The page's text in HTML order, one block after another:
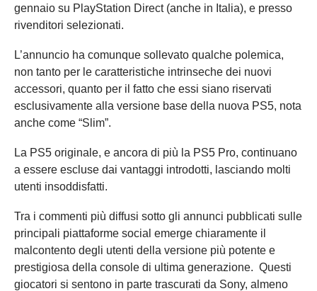
gennaio su PlayStation Direct (anche in Italia), e presso
rivenditori selezionati.
L’annuncio ha comunque sollevato qualche polemica,
non tanto per le caratteristiche intrinseche dei nuovi
accessori, quanto per il fatto che essi siano riservati
esclusivamente alla versione base della nuova PS5, nota
anche come “Slim”.
La PS5 originale, e ancora di più la PS5 Pro, continuano
a essere escluse dai vantaggi introdotti, lasciando molti
utenti insoddisfatti.
Tra i commenti più diffusi sotto gli annunci pubblicati sulle
principali piattaforme social emerge chiaramente il
malcontento degli utenti della versione più potente e
prestigiosa della console di ultima generazione. Questi
giocatori si sentono in parte trascurati da Sony, almeno